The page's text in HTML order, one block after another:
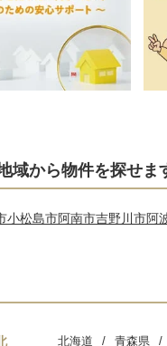
域から物件を探せま
小松島市阿南市吉野川市阿
北海道 青森県